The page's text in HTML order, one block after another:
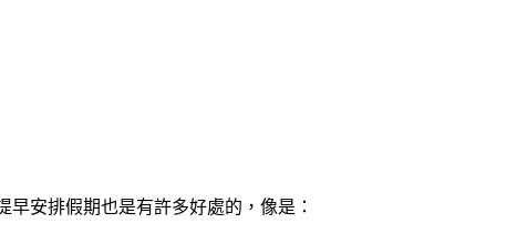
安排假期也是有許多好處的，像是：